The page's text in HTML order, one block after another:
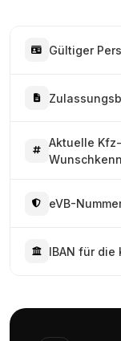
Gültiger
Aktuelle
eVB-
IBAN für die